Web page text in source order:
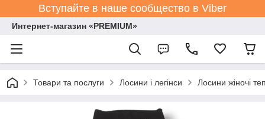
Вступайте в наше сообщество в Viber
Интернет-магазин «PREMIUM»
Товари та послуги Лосини і легінси Лосини жіночі